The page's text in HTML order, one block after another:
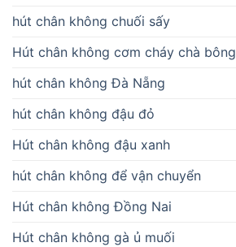
hút chân không chuối sấy
Hút chân không cơm cháy chà bông
hút chân không Đà Nẵng
hút chân không đậu đỏ
Hút chân không đậu xanh
hút chân không để vận chuyển
Hút chân không Đồng Nai
Hút chân không gà ủ muối